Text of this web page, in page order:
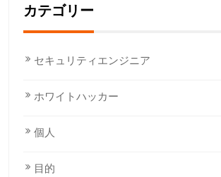
カテゴリー
セキュリティエンジニア
ホワイトハッカー
個人
目的